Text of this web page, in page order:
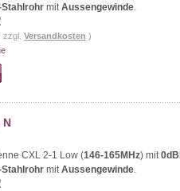
mitAussengewinde.
zzgl. Versandkosten )
N
CXL 2-1 Low (146-165MHz) mit
mitAussengewinde.